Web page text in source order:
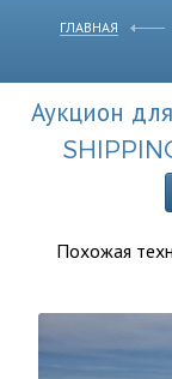
ГЛАВНАЯ
Аукцион
Похожая